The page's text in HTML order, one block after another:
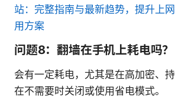
站：完整指南与最新趋势，提升上
用方案
问题8：翻墙在手机上耗电吗？
会有一定耗电，尤其是在高加密、
在不需要时关闭或使用省电模式。